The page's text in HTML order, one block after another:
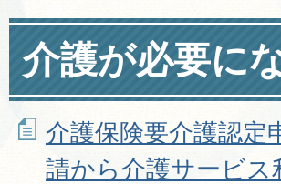
介護が必要に
介護保険要介護認定
請から介護サービス